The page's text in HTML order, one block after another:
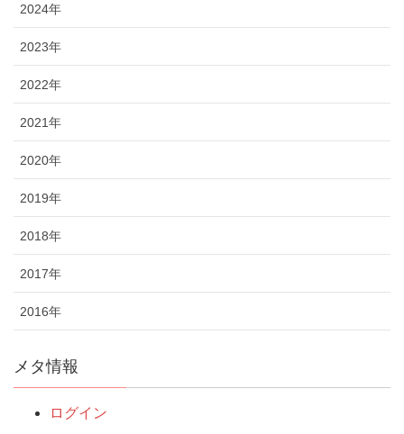
2024年
2023年
2022年
2021年
2020年
2019年
2018年
2017年
2016年
メタ情報
ログイン